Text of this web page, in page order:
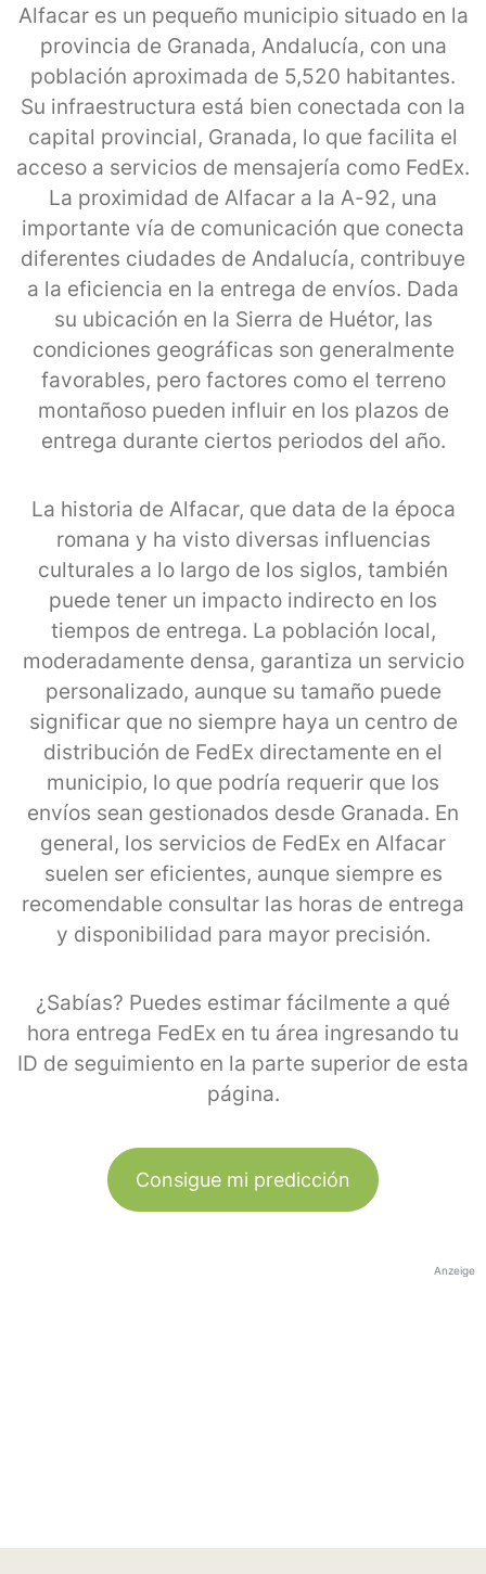
Alfacar es un pequeño municipio situado en la
provincia de Granada, Andalucía, con una
población aproximada de 5,520 habitantes.
Su infraestructura está bien conectada con la
capital provincial, Granada, lo que facilita el
acceso a servicios de mensajería como FedEx.
La proximidad de Alfacar a la A-92, una
importante vía de comunicación que conecta
diferentes ciudades de Andalucía, contribuye
a la eficiencia en la entrega de envíos. Dada
su ubicación en la Sierra de Huétor, las
condiciones geográficas son generalmente
favorables, pero factores como el terreno
montañoso pueden influir en los plazos de
entrega durante ciertos periodos del año.
La historia de Alfacar, que data de la época
romana y ha visto diversas influencias
culturales a lo largo de los siglos, también
puede tener un impacto indirecto en los
tiempos de entrega. La población local,
moderadamente densa, garantiza un servicio
personalizado, aunque su tamaño puede
significar que no siempre haya un centro de
distribución de FedEx directamente en el
municipio, lo que podría requerir que los
envíos sean gestionados desde Granada. En
general, los servicios de FedEx en Alfacar
suelen ser eficientes, aunque siempre es
recomendable consultar las horas de entrega
y disponibilidad para mayor precisión.
¿Sabías? Puedes estimar fácilmente a qué
hora entrega FedEx en tu área ingresando tu
ID de seguimiento en la parte superior de esta
página.
Consigue mi predicción
Anzeige